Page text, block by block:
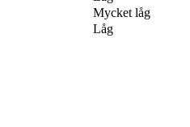
Mycket låg
Låg